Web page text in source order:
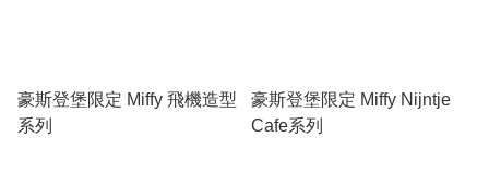
豪斯登堡限定 Miffy 飛機造型
系列
豪斯登堡限定 Miffy Nijntje
Cafe系列